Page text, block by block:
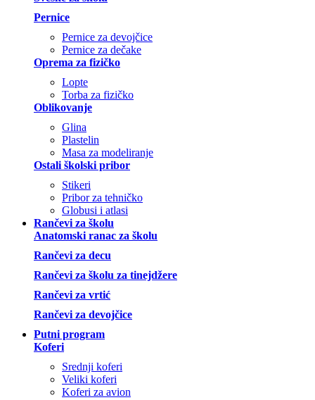
Pernice
Pernice za devojčice
Pernice za dečake
Oprema za fizičko
Lopte
Torba za fizičko
Oblikovanje
Glina
Plastelin
Masa za modeliranje
Ostali školski pribor
Stikeri
Pribor za tehničko
Globusi i atlasi
Rančevi za školu
Anatomski ranac za školu
Rančevi za decu
Rančevi za školu za tinejdžere
Rančevi za vrtić
Rančevi za devojčice
Putni program
Koferi
Srednji koferi
Veliki koferi
Koferi za avion